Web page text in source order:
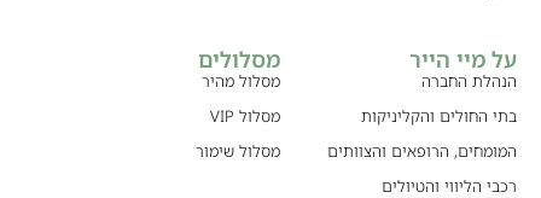
על מיי הייר
הנהלת החברה
בתי החולים והקליניקות
המומחים, הרופאים והצוותים
רכבי הליווי והטיולים
מסלולים
מסלול מהיר
מסלול VIP
מסלול שימור